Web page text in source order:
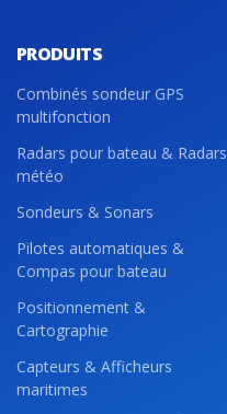
PRODUITS
Combinés sondeur GPS
multifonction
Radars pour bateau & Radars
météo
Sondeurs & Sonars
Pilotes automatiques &
Compas pour bateau
Positionnement &
Cartographie
Capteurs & Afficheurs
maritimes